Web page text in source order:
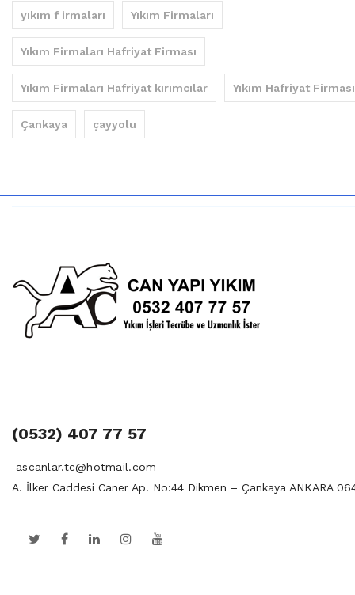
yıkım f irmaları Yıkım Firmaları
Yıkım Firmaları Hafriyat Firması
Yıkım Firmaları Hafriyat kırımcılar Yıkım Hafriyat Firması
Çankaya çayyolu
(0532) 407 77 57
ascanlar.tc@hotmail.com
A. İlker Caddesi Caner Ap. No:44 Dikmen – Çankaya ANKARA